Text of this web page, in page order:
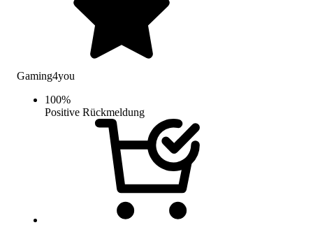
Gaming4you
100%
Positive Rückmeldung